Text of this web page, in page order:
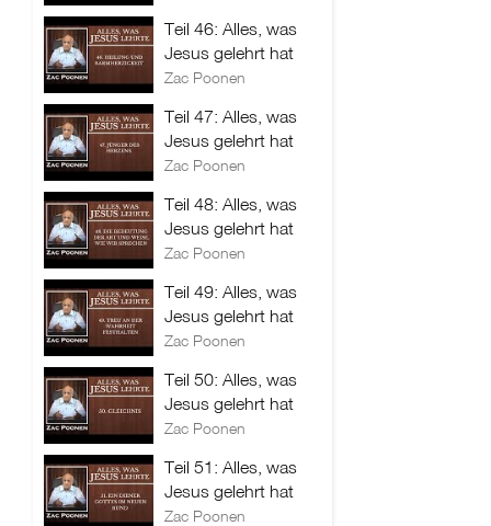
Teil 46: Alles, was
Jesus gelehrt hat
Zac Poonen
Teil 47: Alles, was
Jesus gelehrt hat
Zac Poonen
Teil 48: Alles, was
Jesus gelehrt hat
Zac Poonen
Teil 49: Alles, was
Jesus gelehrt hat
Zac Poonen
Teil 50: Alles, was
Jesus gelehrt hat
Zac Poonen
Teil 51: Alles, was
Jesus gelehrt hat
Zac Poonen